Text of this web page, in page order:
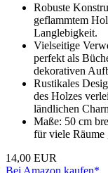
Robuste
geflammtem
Langlebigkeit.
Vielseitige
perfekt als
dekorativen
Rustikales
des Holzes
ländlichen
Maße: 50 cm
für viele Räume
14,00 EUR
Bei Amazon kaufen*